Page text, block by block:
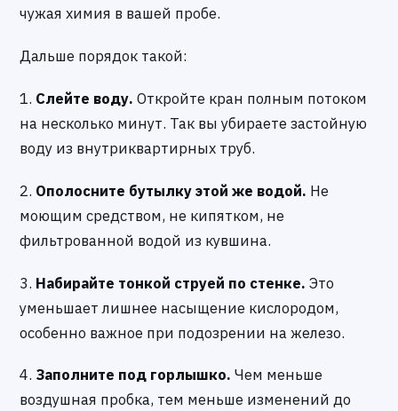
чужая химия в вашей пробе.
Дальше порядок такой:
1. Слейте воду. Откройте кран полным потоком
на несколько минут. Так вы убираете застойную
воду из внутриквартирных труб.
2. Ополосните бутылку этой же водой. Не
моющим средством, не кипятком, не
фильтрованной водой из кувшина.
3. Набирайте тонкой струей по стенке. Это
уменьшает лишнее насыщение кислородом,
особенно важное при подозрении на железо.
4. Заполните под горлышко. Чем меньше
воздушная пробка, тем меньше изменений до